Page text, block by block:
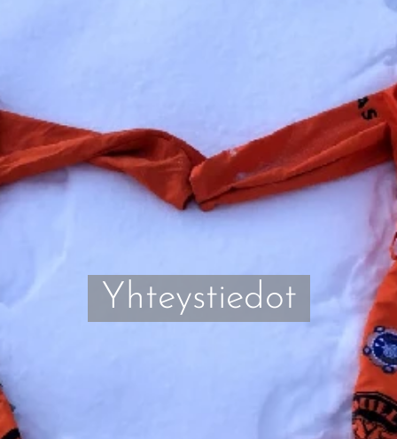
Yhteystiedot